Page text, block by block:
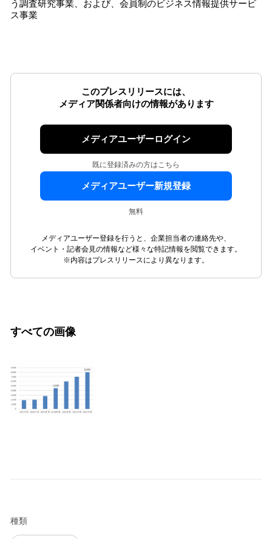
う調査研究事業、および、会員制のビジネス情報提供サービ
ス事業
このプレスリリースには、
メディア関係者向けの情報があります
メディアユーザーログイン
既に登録済みの方はこちら
メディアユーザー新規登録
無料
メディアユーザー登録を行うと、企業担当者の連絡先や、
イベント・記者会見の情報など様々な特記情報を閲覧できます。
※内容はプレスリリースにより異なります。
すべての画像
種類